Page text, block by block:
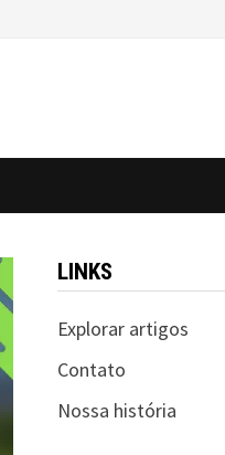
LINKS
Explorar artigos
Contato
Nossa história